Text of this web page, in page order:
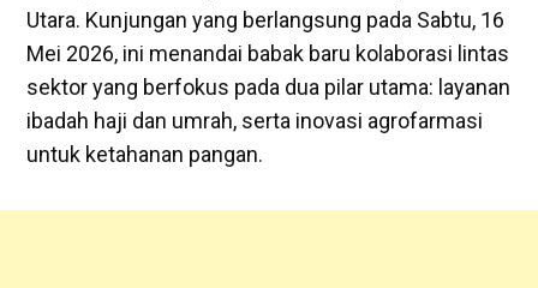
Utara. Kunjungan yang berlangsung pada Sabtu, 16
Mei 2026, ini menandai babak baru kolaborasi lintas
sektor yang berfokus pada dua pilar utama: layanan
ibadah haji dan umrah, serta inovasi agrofarmasi
untuk ketahanan pangan.